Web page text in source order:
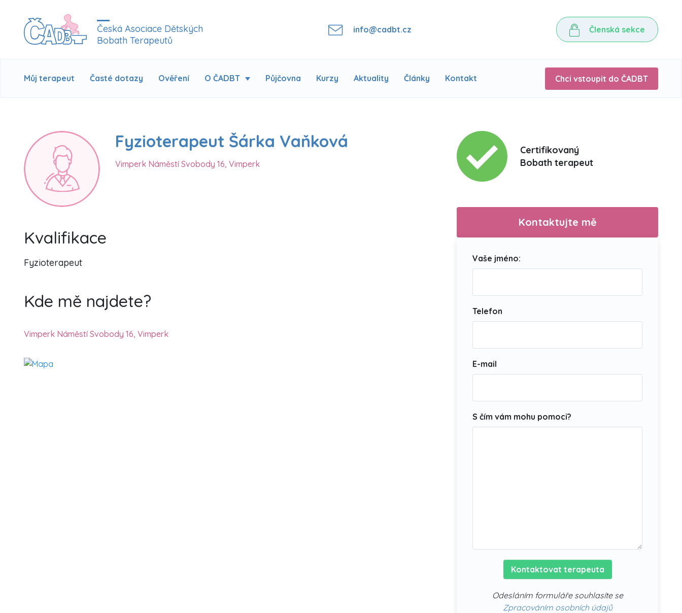
Česká Asociace Dětských
Bobath Terapeutů
info@cadbt.cz Členská sekce
Můj terapeut Časté dotazy Ověření O ČADBT Půjčovna Kurzy Aktuality Články Kontakt Chci vstoupit do ČADBT
Fyzioterapeut Šárka Vaňková
Vimperk Náměstí Svobody 16, Vimperk
Kvalifikace
Fyzioterapeut
Kde mě najdete?
Vimperk Náměstí Svobody 16, Vimperk
Certifikovaný
Bobath terapeut
Kontaktujte mě
Vaše jméno:
Telefon
E-mail
S čím vám mohu pomoci?
Kontaktovat terapeuta
Odesláním formuláře souhlasíte se
Zpracováním osobních údajů